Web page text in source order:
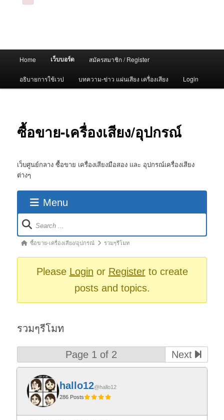
Home เว็บบอร์ด สมัครสมาชิก / Register
อธิบายการใช้เวป บทความ-ข่าว แผ่นเสียง เครื่องเสียง Login
ซื้อขาย-เครื่องเสียง/อุปกรณ์
เว็บศูนย์กลาง ซื้อขาย เครื่องเสียงมือสอง และ อุปกรณ์เครื่องเสียง
ต่างๆ
Menu
Forum
Navigation
Forumซื้อขาย-เครื่องเสียง/อุปกรณ์ รวมๆรีโมท
Please Login or Registerto create
posts and topics.
รวมๆรีโมท
Page 1 of 2 Next
hallo12@hallo12
286 Posts
Failed to initialize plugin: wplink